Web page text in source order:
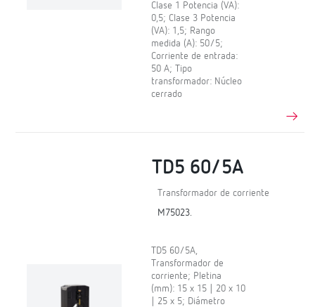
Clase 1 Potencia (VA):
0,5; Clase 3 Potencia
(VA): 1,5; Rango
medida (A): 50/5;
Corriente de entrada:
50 A; Tipo
transformador: Núcleo
cerrado
TD5 60/5A
Transformador de corriente
M75023.
TD5 60/5A,
Transformador de
corriente; Pletina
(mm): 15 x 15 | 20 x 10
| 25 x 5; Diámetro